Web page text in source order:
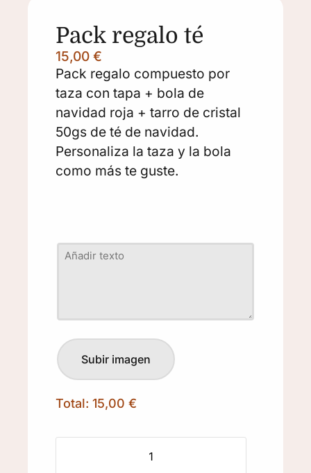
Pack regalo té
15,00€
Pack regalo compuesto por
taza con tapa + bola de
navidad roja + tarro de cristal
50gs de té de navidad.
Personaliza la taza y la bola
como más te guste.
Total:15,00 €